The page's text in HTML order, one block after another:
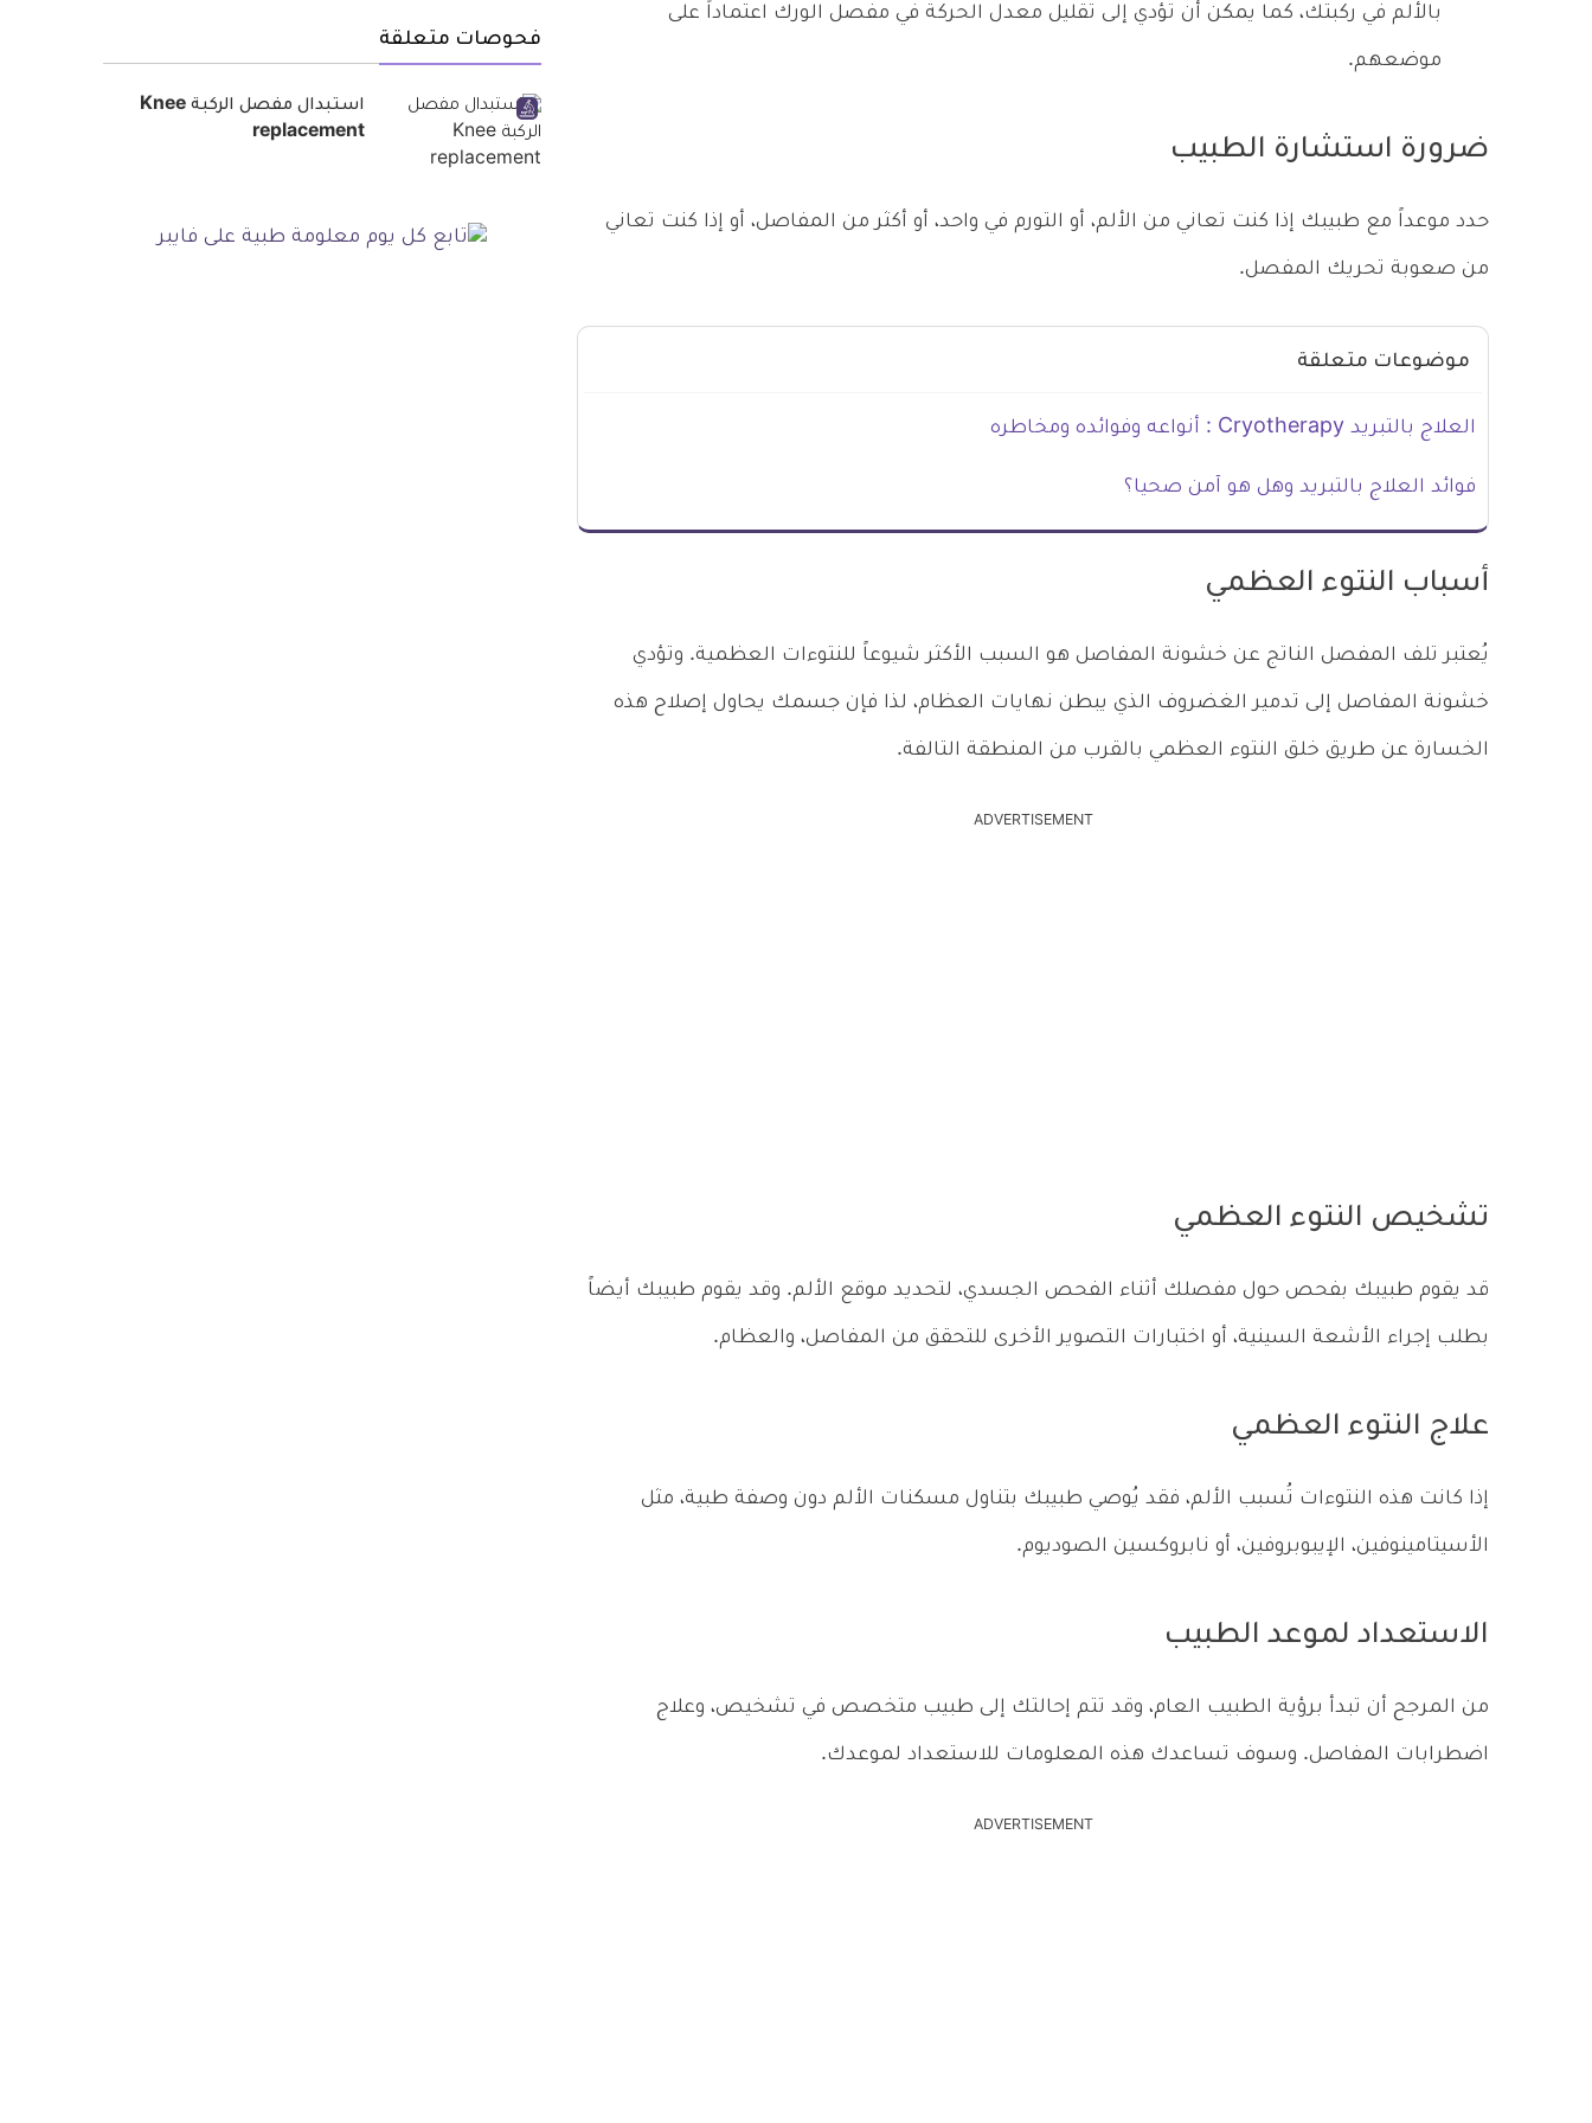
بالألم في ركبتك، كما يمكن أن تؤدي إلى تقليل معدل الحركة في مفصل الورك اعتماداً على
موضعهم.
ضرورة استشارة الطبيب
حدد موعداً مع طبيبك إذا كنت تعاني من الألم، أو التورم في واحد، أو أكثر من المفاصل، أو إذا كنت تعاني
من صعوبة تحريك المفصل.
موضوعات متعلقة
العلاج بالتبريد Cryotherapy : أنواعه وفوائده ومخاطره
فوائد العلاج بالتبريد وهل هو آمن صحيا؟
أسباب النتوء العظمي
يُعتبر تلف المفصل الناتج عن خشونة المفاصل هو السبب الأكثر شيوعاً للنتوءات العظمية. وتؤدي
خشونة المفاصل إلى تدمير الغضروف الذي يبطن نهايات العظام، لذا فإن جسمك يحاول إصلاح هذه
الخسارة عن طريق خلق النتوء العظمي بالقرب من المنطقة التالفة.
ADVERTISEMENT
تشخيص النتوء العظمي
قد يقوم طبيبك بفحص حول مفصلك أثناء الفحص الجسدي، لتحديد موقع الألم. وقد يقوم طبيبك أيضاً
بطلب إجراء الأشعة السينية، أو اختبارات التصوير الأخرى للتحقق من المفاصل، والعظام.
علاج النتوء العظمي
إذا كانت هذه النتوءات تُسبب الألم، فقد يُوصي طبيبك بتناول مسكنات الألم دون وصفة طبية، مثل
الأسيتامينوفين، الإيبوبروفين، أو نابروكسين الصوديوم.
الاستعداد لموعد الطبيب
من المرجح أن تبدأ برؤية الطبيب العام، وقد تتم إحالتك إلى طبيب متخصص في تشخيص، وعلاج
اضطرابات المفاصل. وسوف تساعدك هذه المعلومات للاستعداد لموعدك.
ADVERTISEMENT
فحوصات متعلقة
استبدال مفصل الركبة Knee
replacement